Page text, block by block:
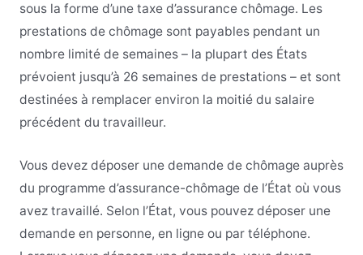
sous la forme d’une taxe d’assurance chômage. Les
prestations de chômage sont payables pendant un
nombre limité de semaines – la plupart des États
prévoient jusqu’à 26 semaines de prestations – et sont
destinées à remplacer environ la moitié du salaire
précédent du travailleur.
Vous devez déposer une demande de chômage auprès
du programme d’assurance-chômage de l’État où vous
avez travaillé. Selon l’État, vous pouvez déposer une
demande en personne, en ligne ou par téléphone.